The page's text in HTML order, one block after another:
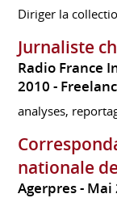
Diriger la
Jurnaliste
Radio France
2010
analyses,
nationale
Agerpres Mai